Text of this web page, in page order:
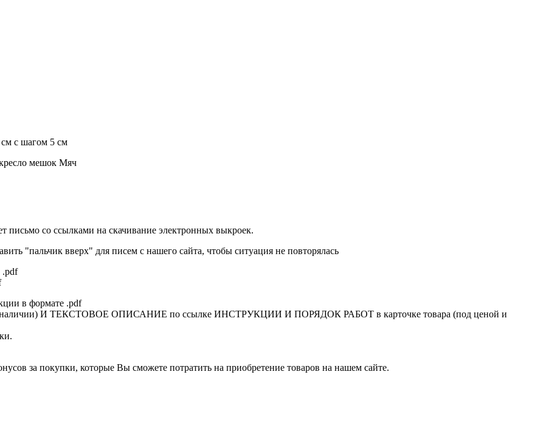
с шагом 5 см
мешок Мяч
со ссылками на скачивание электронных выкроек.
"пальчик вверх" для писем с нашего сайта, чтобы ситуация не повторялась
.pdf
в формате .pdf
И ТЕКСТОВОЕ ОПИСАНИЕ по ссылке ИНСТРУКЦИИ И ПОРЯДОК РАБОТ в карточке товара (под ценой и
за покупки, которые Вы сможете потратить на приобретение товаров на нашем сайте.